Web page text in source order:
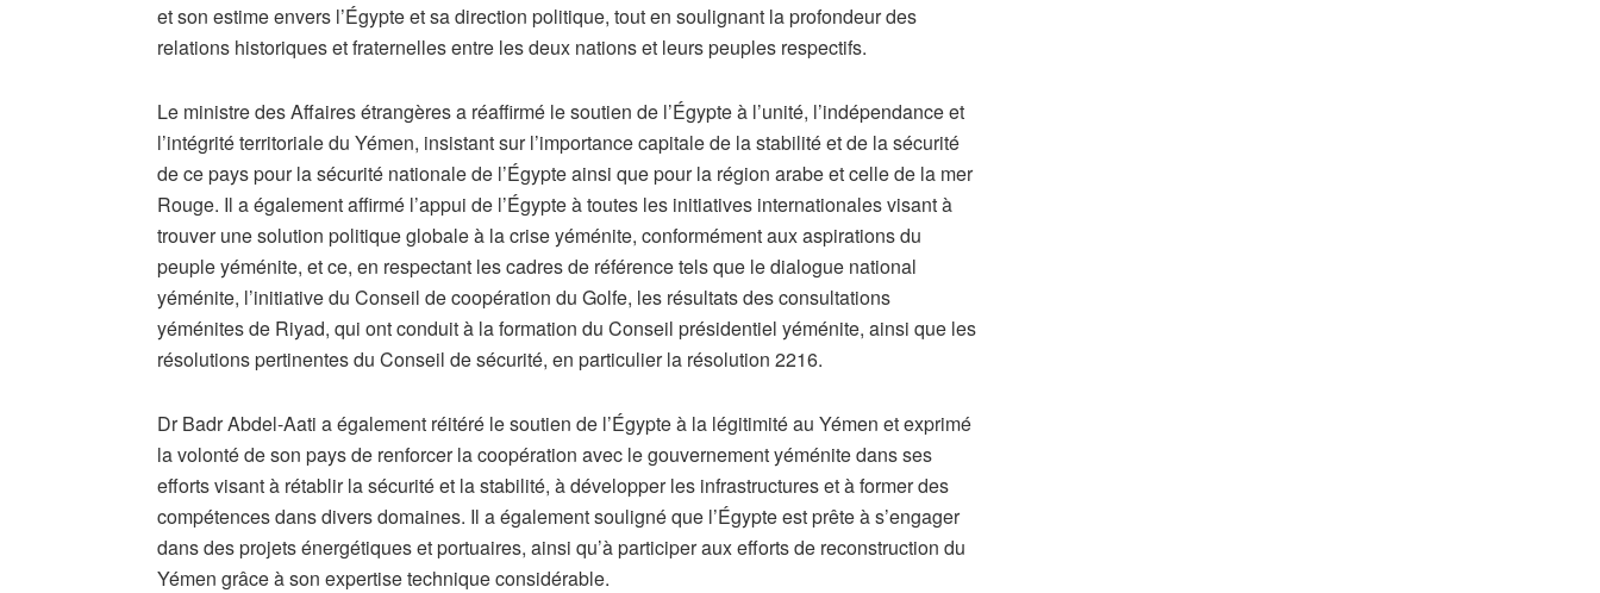
et son estime envers l’Égypte et sa direction politique, tout en soulignant la profondeur des
relations historiques et fraternelles entre les deux nations et leurs peuples respectifs.
Le ministre des Affaires étrangères a réaffirmé le soutien de l’Égypte à l’unité, l’indépendance et
l’intégrité territoriale du Yémen, insistant sur l’importance capitale de la stabilité et de la sécurité
de ce pays pour la sécurité nationale de l’Égypte ainsi que pour la région arabe et celle de la mer
Rouge. Il a également affirmé l’appui de l’Égypte à toutes les initiatives internationales visant à
trouver une solution politique globale à la crise yéménite, conformément aux aspirations du
peuple yéménite, et ce, en respectant les cadres de référence tels que le dialogue national
yéménite, l’initiative du Conseil de coopération du Golfe, les résultats des consultations
yéménites de Riyad, qui ont conduit à la formation du Conseil présidentiel yéménite, ainsi que les
résolutions pertinentes du Conseil de sécurité, en particulier la résolution 2216.
Dr Badr Abdel-Aati a également réitéré le soutien de l’Égypte à la légitimité au Yémen et exprimé
la volonté de son pays de renforcer la coopération avec le gouvernement yéménite dans ses
efforts visant à rétablir la sécurité et la stabilité, à développer les infrastructures et à former des
compétences dans divers domaines. Il a également souligné que l’Égypte est prête à s’engager
dans des projets énergétiques et portuaires, ainsi qu’à participer aux efforts de reconstruction du
Yémen grâce à son expertise technique considérable.